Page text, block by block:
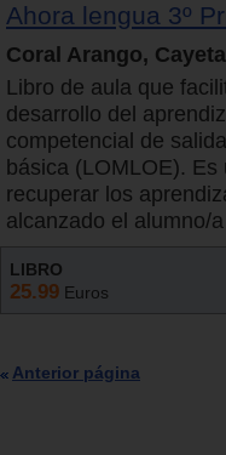
Ahora lengua 3º
Coral Arango,
Libro de aula que
desarrollo del
competencial de
básica (LOMLOE).
recuperar los
alcanzado el alumno/
LIBRO
25.99 Euros
Anterior página